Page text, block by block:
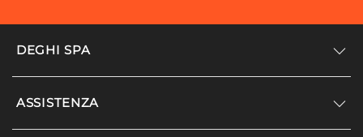
DEGHI SPA
Accedi/Registrati
ASSISTENZA